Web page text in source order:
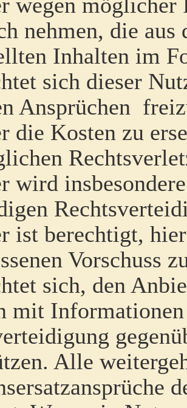
nehmen, die
Inhalten im
sich dieser
Ansprüchen
die Kosten zu
wird
ist berechtigt,
Vorschuss
sich, den
mit
Alle